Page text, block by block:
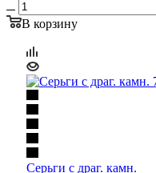
В корзину
Серьги с драг. камн.